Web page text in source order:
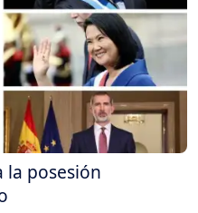
la posesión